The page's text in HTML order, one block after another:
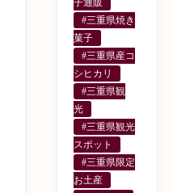
#三重県焼き
菓子
#三重県産コ
シヒカリ
#三重県観
光
#三重県観光
スポット
#三重県限定
お土産